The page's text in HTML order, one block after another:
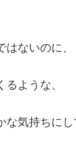
ないのに、
ような、
気持ちに